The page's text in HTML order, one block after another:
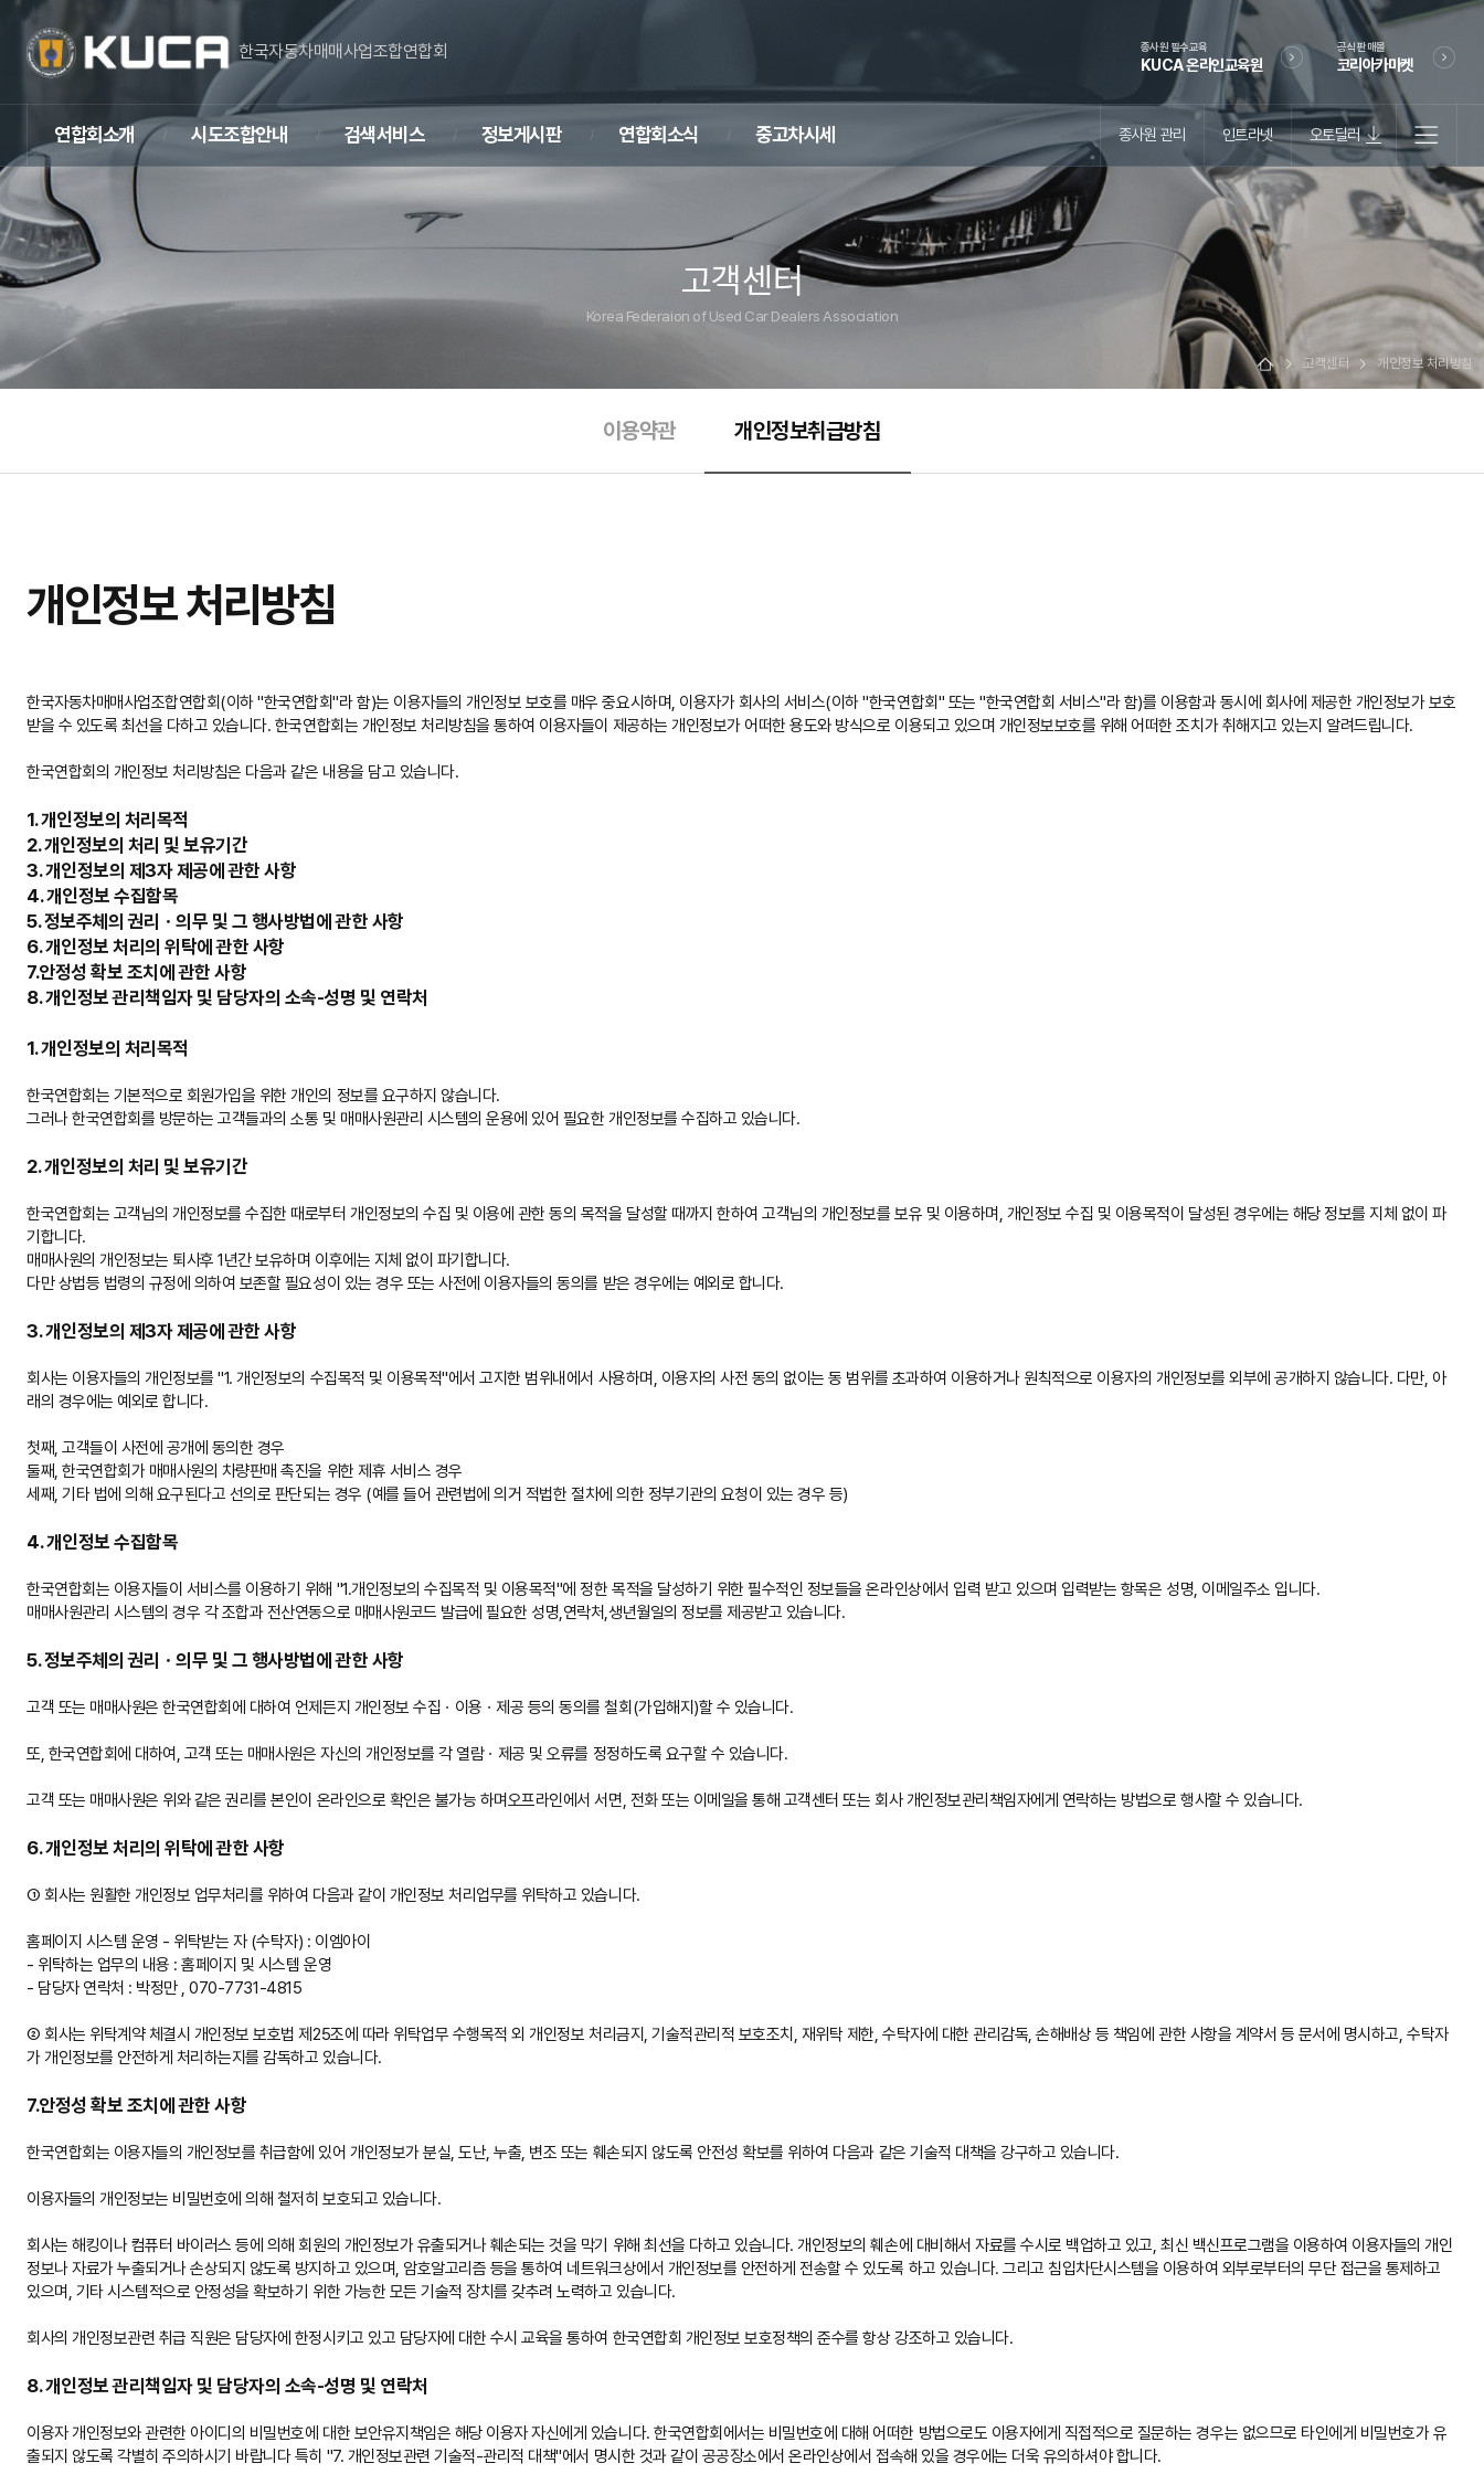
한국자동차매매사업조합연합회 종사원 필수교육
KUCA 온라인교육원
공식 판매몰
코리아카마켓
연합회소개 시도조합안내 검색서비스 정보게시판 연합회소식 중고차시세 종사원 관리 인트라넷 오토딜러
고객센터
Korea Federaion of Used Car Dealers Association
고객센터 개인정보 처리방침
이용약관 개인정보취급방침
개인정보 처리방침
한국자동차매매사업조합연합회(이하 "한국연합회"라 함)는 이용자들의 개인정보 보호를 매우 중요시하며, 이용자가 회사의 서비스(이하 "한국연합회" 또는 "한국연합회 서비스"라 함)를 이용함과 동시에 회사에 제공한 개인정보가 보호
받을 수 있도록 최선을 다하고 있습니다. 한국연합회는 개인정보 처리방침을 통하여 이용자들이 제공하는 개인정보가 어떠한 용도와 방식으로 이용되고 있으며 개인정보보호를 위해 어떠한 조치가 취해지고 있는지 알려드립니다.
한국연합회의 개인정보 처리방침은 다음과 같은 내용을 담고 있습니다.
1. 개인정보의 처리목적
2. 개인정보의 처리 및 보유기간
3. 개인정보의 제3자 제공에 관한 사항
4. 개인정보 수집함목
5. 정보주체의 권리ㆍ의무 및 그 행사방법에 관한 사항
6. 개인정보 처리의 위탁에 관한 사항
7.안정성 확보 조치에 관한 사항
8. 개인정보 관리책임자 및 담당자의 소속-성명 및 연락처
1. 개인정보의 처리목적
한국연합회는 기본적으로 회원가입을 위한 개인의 정보를 요구하지 않습니다.
그러나 한국연합회를 방문하는 고객들과의 소통 및 매매사원관리 시스템의 운용에 있어 필요한 개인정보를 수집하고 있습니다.
2. 개인정보의 처리 및 보유기간
한국연합회는 고객님의 개인정보를 수집한 때로부터 개인정보의 수집 및 이용에 관한 동의 목적을 달성할 때까지 한하여 고객님의 개인정보를 보유 및 이용하며, 개인정보 수집 및 이용목적이 달성된 경우에는 해당 정보를 지체 없이 파
기합니다.
매매사원의 개인정보는 퇴사후 1년간 보유하며 이후에는 지체 없이 파기합니다.
다만 상법등 법령의 규정에 의하여 보존할 필요성이 있는 경우 또는 사전에 이용자들의 동의를 받은 경우에는 예외로 합니다.
3. 개인정보의 제3자 제공에 관한 사항
회사는 이용자들의 개인정보를 "1. 개인정보의 수집목적 및 이용목적"에서 고지한 범위내에서 사용하며, 이용자의 사전 동의 없이는 동 범위를 초과하여 이용하거나 원칙적으로 이용자의 개인정보를 외부에 공개하지 않습니다. 다만, 아
래의 경우에는 예외로 합니다.
첫째, 고객들이 사전에 공개에 동의한 경우
둘째, 한국연합회가 매매사원의 차량판매 촉진을 위한 제휴 서비스 경우
세째, 기타 법에 의해 요구된다고 선의로 판단되는 경우 (예를 들어 관련법에 의거 적법한 절차에 의한 정부기관의 요청이 있는 경우 등)
4. 개인정보 수집함목
한국연합회는 이용자들이 서비스를 이용하기 위해 "1.개인정보의 수집목적 및 이용목적"에 정한 목적을 달성하기 위한 필수적인 정보들을 온라인상에서 입력 받고 있으며 입력받는 항목은 성명, 이메일주소 입니다.
매매사원관리 시스템의 경우 각 조합과 전산연동으로 매매사원코드 발급에 필요한 성명,연락처,생년월일의 정보를 제공받고 있습니다.
5. 정보주체의 권리ㆍ의무 및 그 행사방법에 관한 사항
고객 또는 매매사원은 한국연합회에 대하여 언제든지 개인정보 수집ㆍ이용ㆍ제공 등의 동의를 철회(가입해지)할 수 있습니다.
또, 한국연합회에 대하여, 고객 또는 매매사원은 자신의 개인정보를 각 열람ㆍ제공 및 오류를 정정하도록 요구할 수 있습니다.
고객 또는 매매사원은 위와 같은 권리를 본인이 온라인으로 확인은 불가능 하며오프라인에서 서면, 전화 또는 이메일을 통해 고객센터 또는 회사 개인정보관리책임자에게 연락하는 방법으로 행사할 수 있습니다.
6. 개인정보 처리의 위탁에 관한 사항
① 회사는 원활한 개인정보 업무처리를 위하여 다음과 같이 개인정보 처리업무를 위탁하고 있습니다.
홈페이지 시스템 운영 - 위탁받는 자 (수탁자) : 이엠아이
- 위탁하는 업무의 내용 : 홈페이지 및 시스템 운영
- 담당자 연락처 : 박정만 , 070-7731-4815
② 회사는 위탁계약 체결시 개인정보 보호법 제25조에 따라 위탁업무 수행목적 외 개인정보 처리금지, 기술적관리적 보호조치, 재위탁 제한, 수탁자에 대한 관리감독, 손해배상 등 책임에 관한 사항을 계약서 등 문서에 명시하고, 수탁자
가 개인정보를 안전하게 처리하는지를 감독하고 있습니다.
7.안정성 확보 조치에 관한 사항
한국연합회는 이용자들의 개인정보를 취급함에 있어 개인정보가 분실, 도난, 누출, 변조 또는 훼손되지 않도록 안전성 확보를 위하여 다음과 같은 기술적 대책을 강구하고 있습니다.
이용자들의 개인정보는 비밀번호에 의해 철저히 보호되고 있습니다.
회사는 해킹이나 컴퓨터 바이러스 등에 의해 회원의 개인정보가 유출되거나 훼손되는 것을 막기 위해 최선을 다하고 있습니다. 개인정보의 훼손에 대비해서 자료를 수시로 백업하고 있고, 최신 백신프로그램을 이용하여 이용자들의 개인
정보나 자료가 누출되거나 손상되지 않도록 방지하고 있으며, 암호알고리즘 등을 통하여 네트워크상에서 개인정보를 안전하게 전송할 수 있도록 하고 있습니다. 그리고 침입차단시스템을 이용하여 외부로부터의 무단 접근을 통제하고
있으며, 기타 시스템적으로 안정성을 확보하기 위한 가능한 모든 기술적 장치를 갖추려 노력하고 있습니다.
회사의 개인정보관련 취급 직원은 담당자에 한정시키고 있고 담당자에 대한 수시 교육을 통하여 한국연합회 개인정보 보호정책의 준수를 항상 강조하고 있습니다.
8. 개인정보 관리책임자 및 담당자의 소속-성명 및 연락처
이용자 개인정보와 관련한 아이디의 비밀번호에 대한 보안유지책임은 해당 이용자 자신에게 있습니다. 한국연합회에서는 비밀번호에 대해 어떠한 방법으로도 이용자에게 직접적으로 질문하는 경우는 없으므로 타인에게 비밀번호가 유
출되지 않도록 각별히 주의하시기 바랍니다 특히 "7. 개인정보관련 기술적-관리적 대책"에서 명시한 것과 같이 공공장소에서 온라인상에서 접속해 있을 경우에는 더욱 유의하셔야 합니다.